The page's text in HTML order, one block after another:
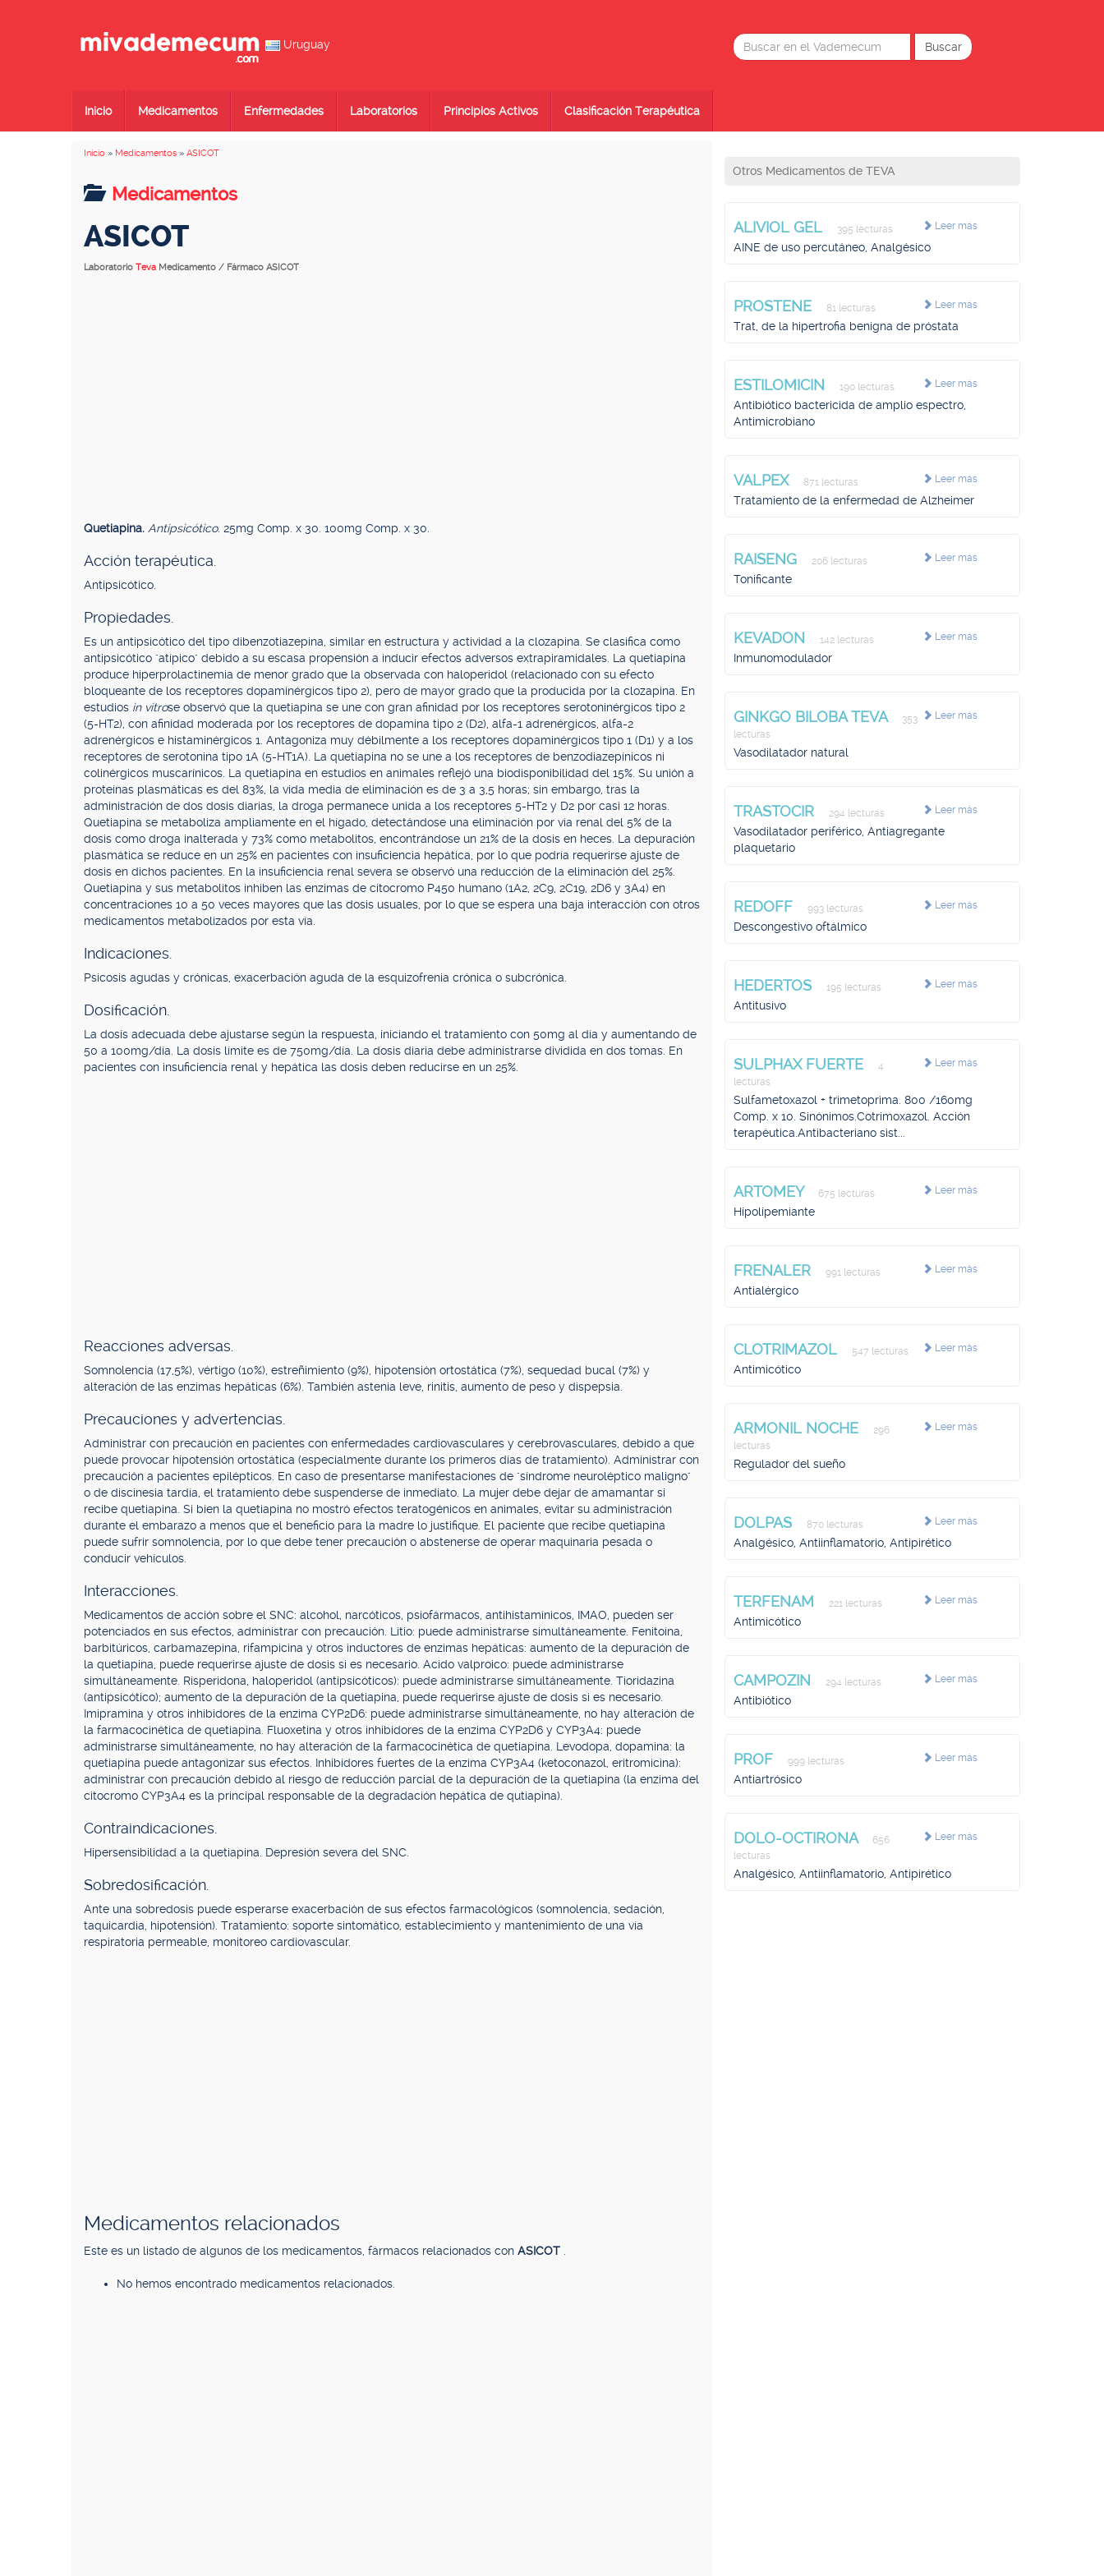
Uruguay
Inicio Medicamentos Enfermedades Laboratorios Principios Activos Clasificación Terapéutica
Inicio » Medicamentos » ASICOT
Medicamentos
ASICOT
Laboratorio Teva Medicamento / Fármaco ASICOT
Quetiapina. Antipsicótico. 25mg Comp. x 30. 100mg Comp. x 30.
Acción terapéutica.
Antipsicótico.
Propiedades.
Es un antipsicótico del tipo dibenzotiazepina, similar en estructura y actividad a la clozapina. Se clasifica como
antipsicótico "atípico" debido a su escasa propensión a inducir efectos adversos extrapiramidales. La quetiapina
produce hiperprolactinemia de menor grado que la observada con haloperidol (relacionado con su efecto
bloqueante de los receptores dopaminérgicos tipo 2), pero de mayor grado que la producida por la clozapina. En
estudios in vitrose observó que la quetiapina se une con gran afinidad por los receptores serotoninérgicos tipo 2
(5-HT2), con afinidad moderada por los receptores de dopamina tipo 2 (D2), alfa-1 adrenérgicos, alfa-2
adrenérgicos e histaminérgicos 1. Antagoniza muy débilmente a los receptores dopaminérgicos tipo 1 (D1) y a los
receptores de serotonina tipo 1A (5-HT1A). La quetiapina no se une a los receptores de benzodiazepínicos ni
colinérgicos muscarínicos. La quetiapina en estudios en animales reflejó una biodisponibilidad del 15%. Su unión a
proteínas plasmáticas es del 83%, la vida media de eliminación es de 3 a 3,5 horas; sin embargo, tras la
administración de dos dosis diarias, la droga permanece unida a los receptores 5-HT2 y D2 por casi 12 horas.
Quetiapina se metaboliza ampliamente en el hígado, detectándose una eliminación por vía renal del 5% de la
dosis como droga inalterada y 73% como metabolitos, encontrándose un 21% de la dosis en heces. La depuración
plasmática se reduce en un 25% en pacientes con insuficiencia hepática, por lo que podría requerirse ajuste de
dosis en dichos pacientes. En la insuficiencia renal severa se observó una reducción de la eliminación del 25%.
Quetiapina y sus metabolitos inhiben las enzimas de citocromo P450 humano (1A2, 2C9, 2C19, 2D6 y 3A4) en
concentraciones 10 a 50 veces mayores que las dosis usuales, por lo que se espera una baja interacción con otros
medicamentos metabolizados por esta vía.
Indicaciones.
Psicosis agudas y crónicas, exacerbación aguda de la esquizofrenia crónica o subcrónica.
Dosificación.
La dosis adecuada debe ajustarse según la respuesta, iniciando el tratamiento con 50mg al día y aumentando de
50 a 100mg/día. La dosis límite es de 750mg/día. La dosis diaria debe administrarse dividida en dos tomas. En
pacientes con insuficiencia renal y hepática las dosis deben reducirse en un 25%.
Reacciones adversas.
Somnolencia (17,5%), vértigo (10%), estreñimiento (9%), hipotensión ortostática (7%), sequedad bucal (7%) y
alteración de las enzimas hepáticas (6%). También astenia leve, rinitis, aumento de peso y dispepsia.
Precauciones y advertencias.
Administrar con precaución en pacientes con enfermedades cardiovasculares y cerebrovasculares, debido a que
puede provocar hipotensión ortostática (especialmente durante los primeros días de tratamiento). Administrar con
precaución a pacientes epilépticos. En caso de presentarse manifestaciones de "síndrome neuroléptico maligno"
o de discinesia tardía, el tratamiento debe suspenderse de inmediato. La mujer debe dejar de amamantar si
recibe quetiapina. Si bien la quetiapina no mostró efectos teratogénicos en animales, evitar su administración
durante el embarazo a menos que el beneficio para la madre lo justifique. El paciente que recibe quetiapina
puede sufrir somnolencia, por lo que debe tener precaución o abstenerse de operar maquinaria pesada o
conducir vehículos.
Interacciones.
Medicamentos de acción sobre el SNC: alcohol, narcóticos, psiofármacos, antihistamínicos, IMAO, pueden ser
potenciados en sus efectos, administrar con precaución. Litio: puede administrarse simultáneamente. Fenitoína,
barbitúricos, carbamazepina, rifampicina y otros inductores de enzimas hepáticas: aumento de la depuración de
la quetiapina, puede requerirse ajuste de dosis si es necesario. Acido valproico: puede administrarse
simultáneamente. Risperidona, haloperidol (antipsicóticos): puede administrarse simultáneamente. Tioridazina
(antipsicótico); aumento de la depuración de la quetiapina, puede requerirse ajuste de dosis si es necesario.
Imipramina y otros inhibidores de la enzima CYP2D6: puede administrarse simultáneamente, no hay alteración de
la farmacocinética de quetiapina. Fluoxetina y otros inhibidores de la enzima CYP2D6 y CYP3A4: puede
administrarse simultáneamente, no hay alteración de la farmacocinética de quetiapina. Levodopa, dopamina: la
quetiapina puede antagonizar sus efectos. Inhibidores fuertes de la enzima CYP3A4 (ketoconazol, eritromicina):
administrar con precaución debido al riesgo de reducción parcial de la depuración de la quetiapina (la enzima del
citocromo CYP3A4 es la principal responsable de la degradación hepática de qutiapina).
Contraindicaciones.
Hipersensibilidad a la quetiapina. Depresión severa del SNC.
Sobredosificación.
Ante una sobredosis puede esperarse exacerbación de sus efectos farmacológicos (somnolencia, sedación,
taquicardia, hipotensión). Tratamiento: soporte sintomático, establecimiento y mantenimiento de una vía
respiratoria permeable, monitoreo cardiovascular.
Medicamentos relacionados
Este es un listado de algunos de los medicamentos, fármacos relacionados con ASICOT
No hemos encontrado medicamentos relacionados.
Otros Medicamentos de TEVA
Leer más
ALIVIOL GEL 395 lecturas
AINE de uso percutáneo, Analgésico
Leer más
PROSTENE 81 lecturas
Trat, de la hipertrofia benigna de próstata
Leer más
ESTILOMICIN 190 lecturas
Antibiótico bactericida de amplio espectro,
Antimicrobiano
Leer más
VALPEX 871 lecturas
Tratamiento de la enfermedad de Alzheimer
Leer más
RAISENG 206 lecturas
Tonificante
Leer más
KEVADON 142 lecturas
Inmunomodulador
Leer más
GINKGO BILOBA TEVA
353
lecturas
Vasodilatador natural
Leer más
TRASTOCIR 294 lecturas
Vasodilatador periférico, Antiagregante
plaquetario
Leer más
REDOFF 993 lecturas
Descongestivo oftálmico
Leer más
HEDERTOS 195 lecturas
Antitusivo
Leer más
SULPHAX FUERTE
4
lecturas
Sulfametoxazol + trimetoprima. 800 /160mg
Comp. x 10. Sinónimos.Cotrimoxazol. Acción
terapéutica.Antibacteriano sist...
Leer más
ARTOMEY 675 lecturas
Hipolipemiante
Leer más
FRENALER 991 lecturas
Antialérgico
Leer más
CLOTRIMAZOL 547 lecturas
Antimicótico
Leer más
ARMONIL NOCHE
296
lecturas
Regulador del sueño
Leer más
DOLPAS 870 lecturas
Analgésico, Antiinflamatorio, Antipirético
Leer más
TERFENAM 221 lecturas
Antimicótico
Leer más
CAMPOZIN 294 lecturas
Antibiótico
Leer más
PROF 999 lecturas
Antiartrósico
Leer más
DOLO-OCTIRONA
656
lecturas
Analgésico, Antiinflamatorio, Antipirético